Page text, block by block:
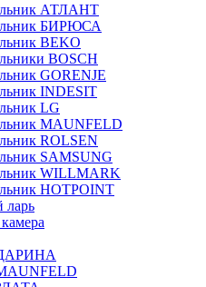
АТЛАНТ
БИРЮСА
BEKO
BOSCH
GORENJE
INDESIT
LG
MAUNFELD
ROLSEN
SAMSUNG
WILLMARK
HOTPOINT
ларь